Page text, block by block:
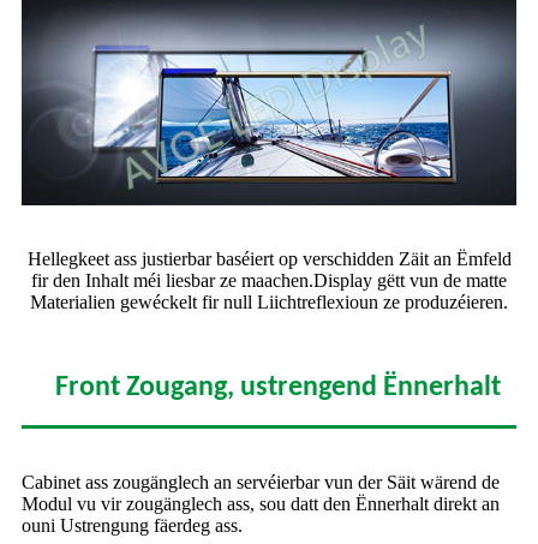
Hellegkeet ass justierbar baséiert op verschidden Zäit an Ëmfeld
fir den Inhalt méi liesbar ze maachen.Display gëtt vun de matte
Materialien gewéckelt fir null Liichtreflexioun ze produzéieren.
Front Zougang, ustrengend Ënnerhalt
Cabinet ass zougänglech an servéierbar vun der Säit wärend de
Modul vu vir zougänglech ass, sou datt den Ënnerhalt direkt an
ouni Ustrengung fäerdeg ass.